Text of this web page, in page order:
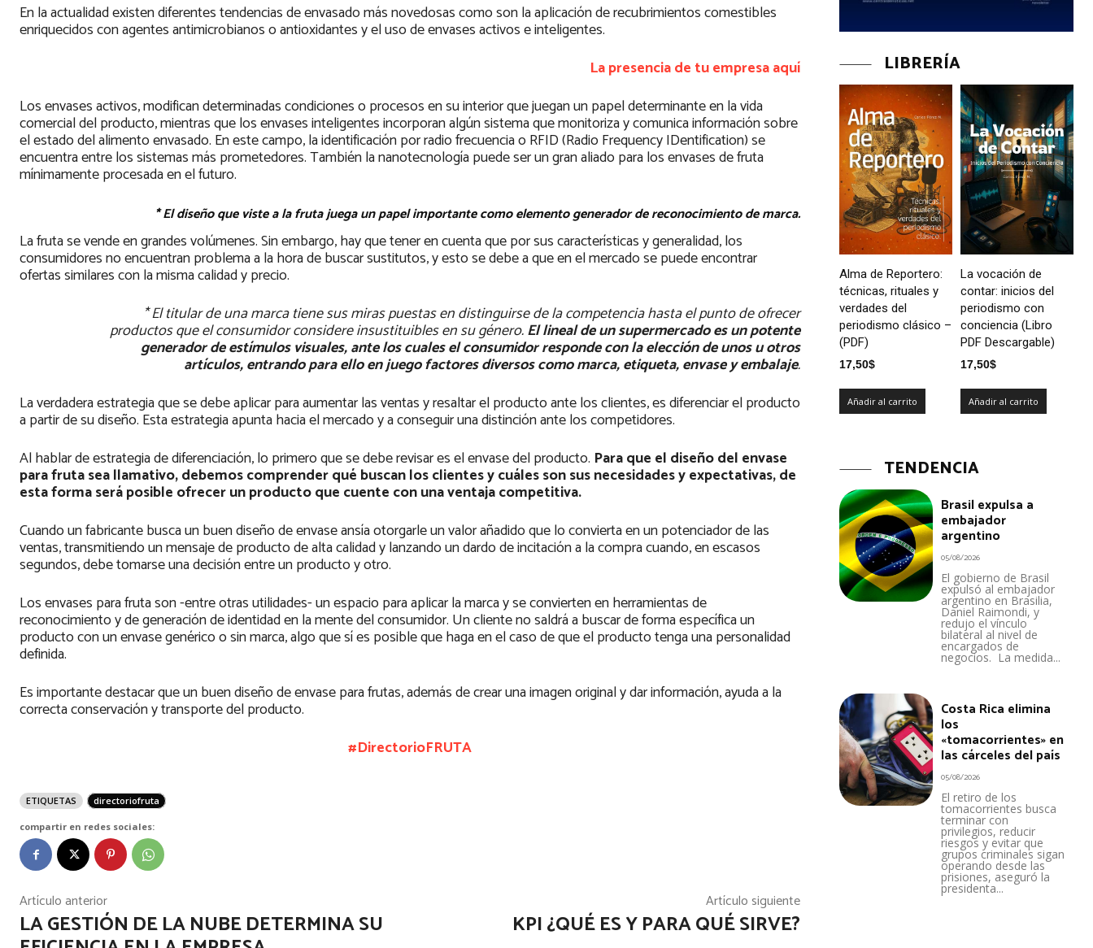
En la actualidad existen diferentes tendencias de envasado más novedosas como son la aplicación de recubrimientos comestibles
enriquecidos con agentes antimicrobianos o antioxidantes y el uso de envases activos e inteligentes.
La presencia de tu empresa aquí
Los envases activos, modifican determinadas condiciones o procesos en su interior que juegan un papel determinante en la vida
comercial del producto, mientras que los envases inteligentes incorporan algún sistema que monitoriza y comunica información sobre
el estado del alimento envasado. En este campo, la identificación por radio frecuencia o RFID (Radio Frequency IDentification) se
encuentra entre los sistemas más prometedores. También la nanotecnología puede ser un gran aliado para los envases de fruta
mínimamente procesada en el futuro.
* El diseño que viste a la fruta juega un papel importante como elemento generador de reconocimiento de marca.
La fruta se vende en grandes volúmenes. Sin embargo, hay que tener en cuenta que por sus características y generalidad, los
consumidores no encuentran problema a la hora de buscar sustitutos, y esto se debe a que en el mercado se puede encontrar
ofertas similares con la misma calidad y precio.
* El titular de una marca tiene sus miras puestas en distinguirse de la competencia hasta el punto de ofrecer
productos que el consumidor considere insustituibles en su género.El lineal de un supermercado es un potente
generador de estímulos visuales, ante los cuales el consumidor responde con la elección de unos u otros
artículos, entrando para ello en juego factores diversos como marca, etiqueta, envase y embalaje.
La verdadera estrategia que se debe aplicar para aumentar las ventas y resaltar el producto ante los clientes, es diferenciar el producto
a partir de su diseño. Esta estrategia apunta hacia el mercado y a conseguir una distinción ante los competidores.
Al hablar de estrategia de diferenciación, lo primero que se debe revisar es el envase del producto. Para que el diseño del envase
para fruta sea llamativo, debemos comprender qué buscan los clientes y cuáles son sus necesidades y expectativas, de
esta forma será posible ofrecer un producto que cuente con una ventaja competitiva.
Cuando un fabricante busca un buen diseño de envase ansía otorgarle un valor añadido que lo convierta en un potenciador de las
ventas, transmitiendo un mensaje de producto de alta calidad y lanzando un dardo de incitación a la compra cuando, en escasos
segundos, debe tomarse una decisión entre un producto y otro.
Los envases para fruta son -entre otras utilidades- un espacio para aplicar la marca y se convierten en herramientas de
reconocimiento y de generación de identidad en la mente del consumidor. Un cliente no saldrá a buscar de forma específica un
producto con un envase genérico o sin marca, algo que sí es posible que haga en el caso de que el producto tenga una personalidad
definida.
Es importante destacar que un buen diseño de envase para frutas, además de crear una imagen original y dar información, ayuda a la
correcta conservación y transporte del producto.
#DirectorioFRUTA
ETIQUETAS directoriofruta
compartir en redes sociales:
Artículo anterior
LA GESTIÓN DE LA NUBE DETERMINA SU
Artículo siguiente
KPI ¿QUÉ ES Y PARA QUÉ SIRVE?
LIBRERÍA
Alma de Reportero:
técnicas, rituales y
verdades del
periodismo clásico –
(PDF)
17,50$
Añadir al carrito
La vocación de
contar: inicios del
periodismo con
conciencia (Libro
PDF Descargable)
17,50$
Añadir al carrito
TENDENCIA
Brasil expulsa a
embajador
argentino
05/08/2026
El gobierno de Brasil
expulsó al embajador
argentino en Brasilia,
Daniel Raimondi, y
redujo el vínculo
bilateral al nivel de
encargados de
negocios. La medida...
Costa Rica elimina
los
«tomacorrientes» en
las cárceles del país
05/08/2026
El retiro de los
tomacorrientes busca
terminar con
privilegios, reducir
riesgos y evitar que
grupos criminales sigan
operando desde las
prisiones, aseguró la
presidenta...